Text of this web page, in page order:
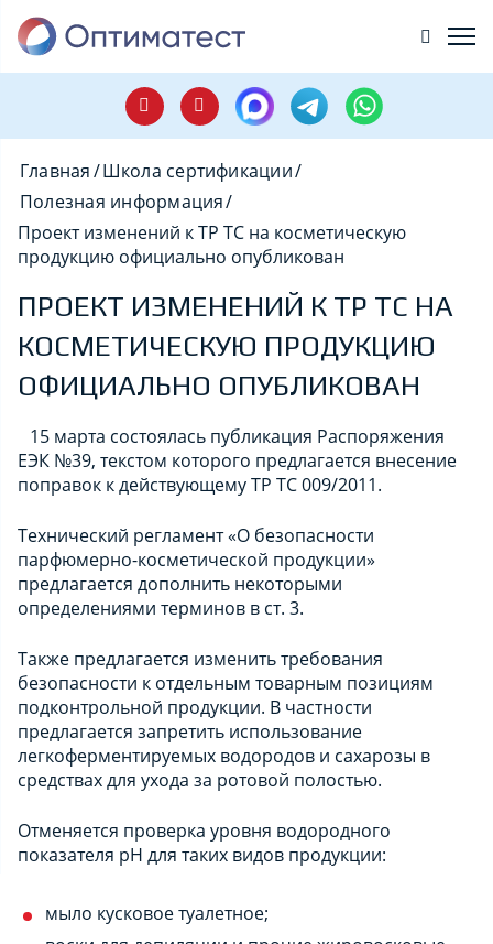
Главная/Школа сертификации/
Полезная информация/
Проект изменений к ТР ТС на косметическую
продукцию официально опубликован
ПРОЕКТ ИЗМЕНЕНИЙ К ТР ТС НА
КОСМЕТИЧЕСКУЮ ПРОДУКЦИЮ
ОФИЦИАЛЬНО ОПУБЛИКОВАН
15 марта состоялась публикация Распоряжения
ЕЭК №39, текстом которого предлагается внесение
поправок к действующему ТР ТС 009/2011.
Технический регламент «О безопасности
парфюмерно-косметической продукции»
предлагается дополнить некоторыми
определениями терминов в ст. 3.
Также предлагается изменить требования
безопасности к отдельным товарным позициям
подконтрольной продукции. В частности
предлагается запретить использование
легкоферментируемых водородов и сахарозы в
средствах для ухода за ротовой полостью.
Отменяется проверка уровня водородного
показателя pH для таких видов продукции:
мыло кусковое туалетное;